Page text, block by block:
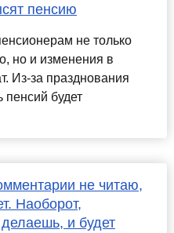
пенсию
не только
но и изменения в
Из-за празднования
пенсий будет
не читаю,
Наоборот,
делаешь, и будет